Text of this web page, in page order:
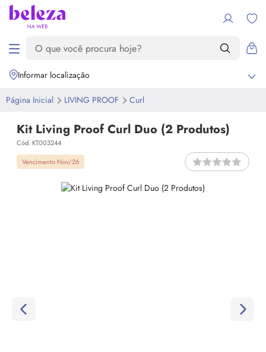
Informar localização
Página Inicial LIVING PROOF Curl
Kit Living Proof Curl Duo (2 Produtos)
Cód. KT003244
Vencimento Nov/26